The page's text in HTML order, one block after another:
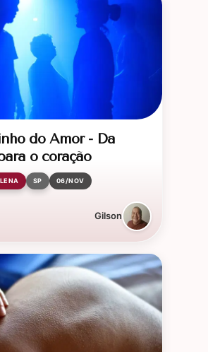
do Amor - Da
o coração
SP 06/NOV
Gilson